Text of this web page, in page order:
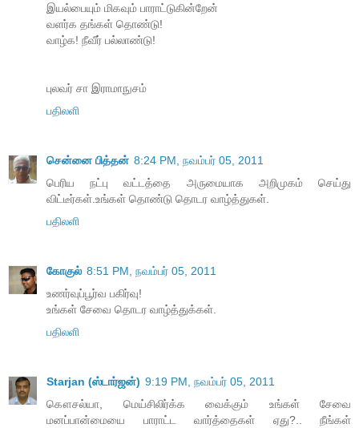
இயல்பையும் மிகவும் பாராட்டுகின்றேன்
வளர்க தங்கள் தொண்டு!
வாழ்க! நீவீர் பல்லாண்டு!
புலவர் சா இராமாநுசம்
பதிலளி
சென்னை பித்தன் 8:24 PM, நவம்பர் 05, 2011
பெரிய நட்பு வட்டத்தை அருமையாக அறிமுகம் செய்து
விட்டீர்கள்.உங்கள் தொண்டு தொடர வாழ்த்துகள்.
பதிலளி
கோகுல் 8:51 PM, நவம்பர் 05, 2011
உணர்வுப்பூர்வ பகிர்வு!
உங்கள் சேவை தொடர வாழ்த்துக்கள்.
பதிலளி
Starjan (ஸ்டார்ஜன்) 9:19 PM, நவம்பர் 05, 2011
கௌசல்யா, மெய்சிலிர்க்க வைக்கும் உங்கள் சேவை
மனப்பான்மையை பாராட்ட வார்த்தைகள் ஏது?.. நீங்கள்